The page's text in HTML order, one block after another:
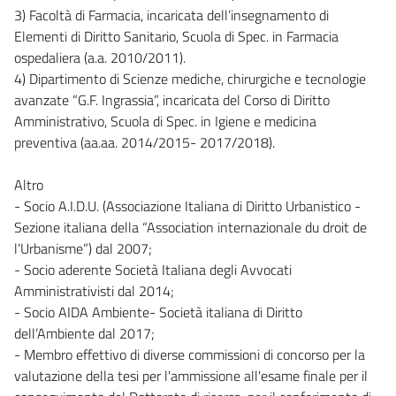
3) Facoltà di Farmacia, incaricata dell’insegnamento di
Elementi di Diritto Sanitario, Scuola di Spec. in Farmacia
ospedaliera (a.a. 2010/2011).
4) Dipartimento di Scienze mediche, chirurgiche e tecnologie
avanzate “G.F. Ingrassia”, incaricata del Corso di Diritto
Amministrativo, Scuola di Spec. in Igiene e medicina
preventiva (aa.aa. 2014/2015- 2017/2018).
Altro
- Socio A.I.D.U. (Associazione Italiana di Diritto Urbanistico -
Sezione italiana della “Association internazionale du droit de
l’Urbanisme”) dal 2007;
- Socio aderente Società Italiana degli Avvocati
Amministrativisti dal 2014;
- Socio AIDA Ambiente- Società italiana di Diritto
dell’Ambiente dal 2017;
- Membro effettivo di diverse commissioni di concorso per la
valutazione della tesi per l'ammissione all'esame finale per il